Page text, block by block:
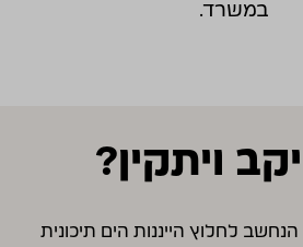
במשרד.
ויתקין?
לחלוץ הייננות הים תיכונית